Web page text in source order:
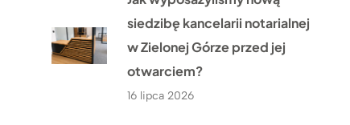
siedzibę kancelarii notarialnej
w Zielonej Górze przed jej
otwarciem?
16 lipca 2026